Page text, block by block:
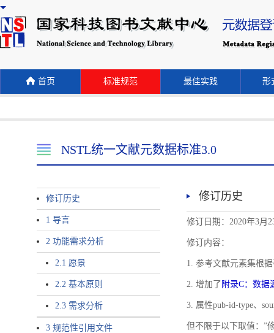
首页 标准规范 最佳实践 形
NSTL统一文献元数据标准3.0
修订历史
1 导言
2 功能需求分析
2.1 愿景
2.2 基本原则
2.3 需求分析
3 规范性引用文件
修订历史
修订日期：2020年3月
修订内容：
1. 参考文献元素集根
2. 增加了 附录C：数据
3. 属性pub-id-type、
但不限于以下取值：”